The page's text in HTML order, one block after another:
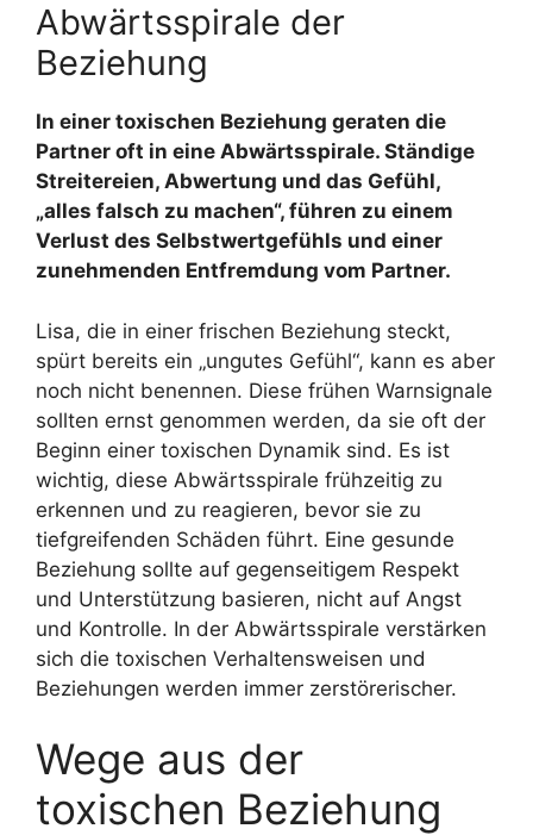
Abwärtsspirale der
Beziehung
In einer toxischen Beziehung geraten die
Partner oft in eine Abwärtsspirale. Ständige
Streitereien, Abwertung und das Gefühl,
„alles falsch zu machen“, führen zu einem
Verlust des Selbstwertgefühls und einer
zunehmenden Entfremdung vom Partner.
Lisa, die in einer frischen Beziehung steckt,
spürt bereits ein „ungutes Gefühl“, kann es aber
noch nicht benennen. Diese frühen Warnsignale
sollten ernst genommen werden, da sie oft der
Beginn einer toxischen Dynamik sind. Es ist
wichtig, diese Abwärtsspirale frühzeitig zu
erkennen und zu reagieren, bevor sie zu
tiefgreifenden Schäden führt. Eine gesunde
Beziehung sollte auf gegenseitigem Respekt
und Unterstützung basieren, nicht auf Angst
und Kontrolle. In der Abwärtsspirale verstärken
sich die toxischen Verhaltensweisen und
Beziehungen werden immer zerstörerischer.
Wege aus der
toxischen Beziehung